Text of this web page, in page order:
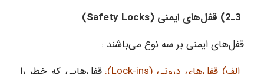
قفل‌های ایمنی بر سه نوع می‌باشند :